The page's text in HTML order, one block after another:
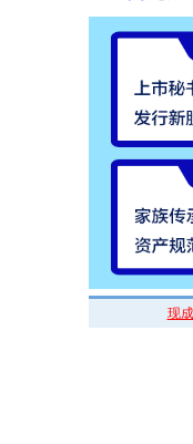
现